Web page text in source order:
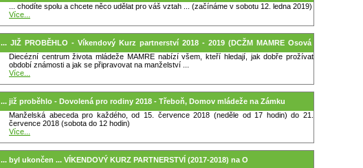
... chodíte spolu a chcete něco udělat pro váš vztah ... (začínáme v sobotu 12. ledna 2019)
Více...
... JIŽ PROBĚHLO - Víkendový Kurz partnerství 2018 - 2019 (DCŽM MAMRE Osová
Bítýška)
Diecézní centrum života mládeže MAMRE nabízí všem, kteří hledají, jak dobře prožívat
období známosti a jak se připravovat na manželství ...
Více...
... již proběhlo - Dovolená pro rodiny 2018 - Třeboň, Domov mládeže na Zámku
Manželská abeceda pro každého, od 15. července 2018 (neděle od 17 hodin) do 21.
července 2018 (sobota do 12 hodin)
Více...
... byl ukončen ... VÍKENDOVÝ KURZ PARTNERSTVÍ (2017-2018) na O